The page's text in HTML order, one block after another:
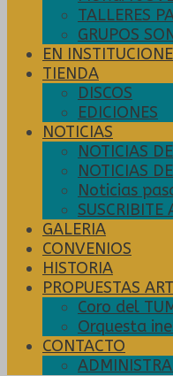
TALLERES
GRUPOS
EN
TIENDA
DISCOS
EDICIONES
NOTICIAS
NOTICIAS
NOTICIAS
Noticias
SUSCRIBITE
GALERIA
CONVENIOS
HISTORIA
PROPUESTAS
Coro del
Orquesta
CONTACTO